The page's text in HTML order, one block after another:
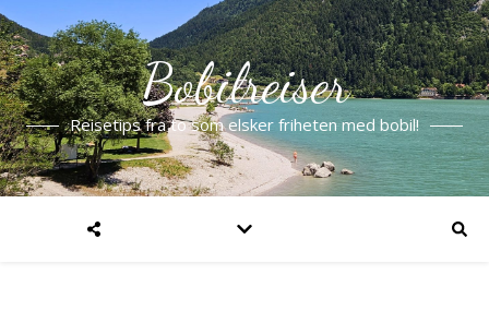
Bobilreiser
Reisetips fra to som elsker friheten med bobil!